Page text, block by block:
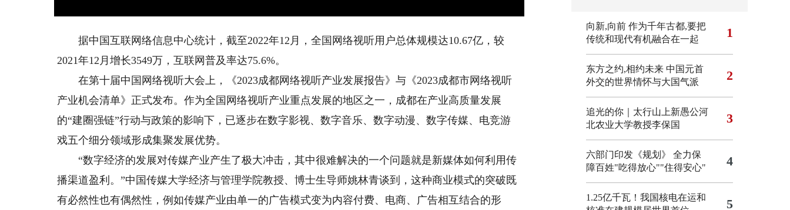
据中国互联网络信息中心统计，截至2022年12月，全国网络视听用户总体规模达10.67亿，较
2021年12月增长3549万，互联网普及率达75.6%。
在第十届中国网络视听大会上，《2023成都网络视听产业发展报告》与《2023成都市网络视听
产业机会清单》正式发布。作为全国网络视听产业重点发展的地区之一，成都在产业高质量发展
的“建圈强链”行动与政策的影响下，已逐步在数字影视、数字音乐、数字动漫、数字传媒、电竞游
戏五个细分领域形成集聚发展优势。
“数字经济的发展对传媒产业产生了极大冲击，其中很难解决的一个问题就是新媒体如何利用传
播渠道盈利。”中国传媒大学经济与管理学院教授、博士生导师姚林青谈到，这种商业模式的突破既
有必然性也有偶然性，例如传媒产业由单一的广告模式变为内容付费、电商、广告相互结合的形
向新,向前 作为千年古都,要把
传统和现代有机融合在一起
1
东方之约,相约未来 中国元首
外交的世界情怀与大国气派
2
追光的你｜太行山上新愚公河
北农业大学教授李保国
3
六部门印发《规划》 全力保
障百姓"吃得放心""住得安心"
4
1.25亿千瓦！我国核电在运和
5